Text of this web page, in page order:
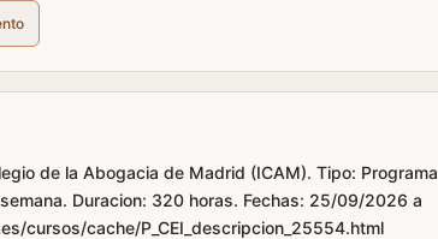
de la Abogacia de Madrid (ICAM). Tipo: Programa
Duracion: 320 horas. Fechas: 25/09/2026 a
cursos/cache/P_CEI_descripcion_25554.html